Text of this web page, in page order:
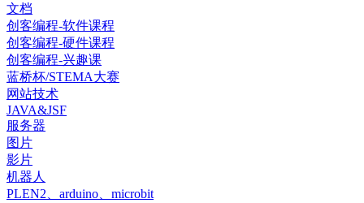
文档
创客编程-软件课程
创客编程-硬件课程
创客编程-兴趣课
蓝桥杯/STEMA大赛
网站技术
JAVA&JSF
服务器
图片
影片
机器人
PLEN2、arduino、microbit